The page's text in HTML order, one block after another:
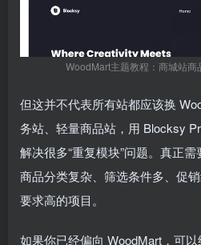
WoodMart主题教程：商城站
但这并不代表所有站都应该换
务站、轻量商品站，用 Blocksy
解决很多“重复模块”问题。真正
商品分类复杂、筛选条件多、促
要求高的项目。
如果你已经偏向 WoodMart，可以